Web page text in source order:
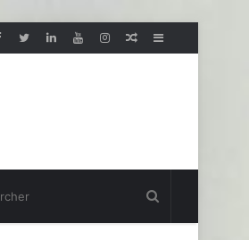
Sidebar
Article